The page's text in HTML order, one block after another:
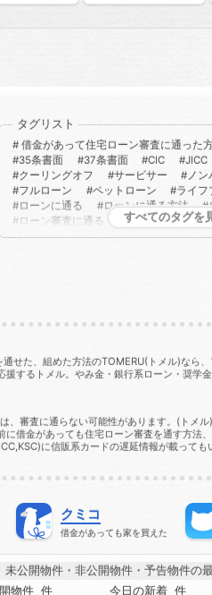
タグリスト
借金があって住宅ローン審査に通った
35条書面
37条書面 CIC JICC
クーリングオフ
サービサー ノン
フルローン
ペットローン
ライフ
ローンに通る
ローンに通る方法
ローン審査に通る
ローン審査に通る
不法占拠
不法行為 二重譲渡
住宅ローン相談
住宅購入 使用者
借地権
借金
借金あってもローン
借金あってもローンに通る方法
借金あっても住宅ローンに通る
借金あっても住宅ローンに通る方法
借金あっても住宅ローン審査に通る
借金あっても審査に通った
借金あ
借金あっても通る方法
借金があっ
借金があってもローンに通る方法
借金があってもローン審査に通る
借金があってもローン審査に通る方法
借金があっても住宅ローンに通る
借金があっても住宅ローンに通る方法
すべてのタグを
せた、組めた方法のTOMERU(トメル)なら
するトメル。やみ金・銀行系ローン・奨学
審査に通らない可能性があります。(トメ
借金があっても住宅ローン審査を通す方法
に信販系カードの遅延情報が載って
クミコ
借金があっても家を買えた
未公開物件・非公開物件・予告物件の
物件 件 今日の新着 件